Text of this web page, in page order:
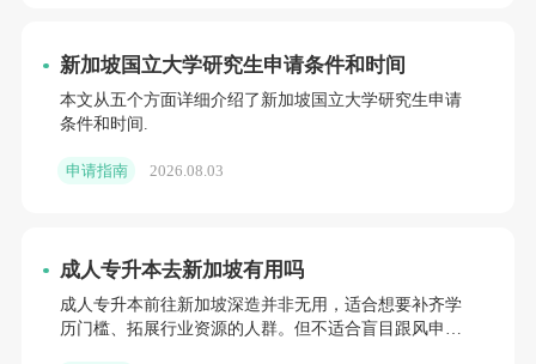
新加坡国立大学研究生申请条件和时间
本文从五个方面详细介绍了新加坡国立大学研究生申请
条件和时间.
申请指南 2026.08.03
成人专升本去新加坡有用吗
成人专升本前往新加坡深造并非无用，适合想要补齐学
历门槛、拓展行业资源的人群。但不适合盲目跟风申